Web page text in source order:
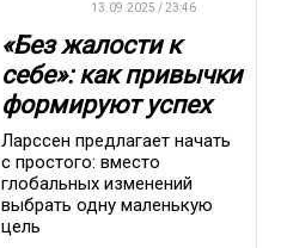
13.09.2025 / 23:46
«Без жалости к
себе»: как привычки
формируют успех
Ларссен предлагает начать
с простого: вместо
глобальных изменений
выбрать одну маленькую
цель